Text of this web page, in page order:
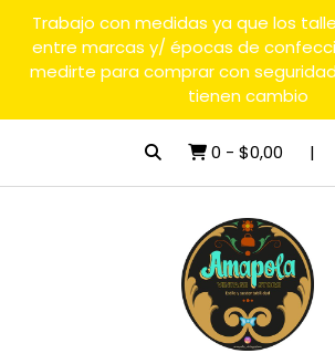
Trabajo con medidas ya que los
entre marcas y/ épocas de
medirte para comprar con
tienen cambio
0 - $0,00